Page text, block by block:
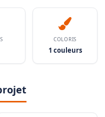
COLORIS
1 couleurs